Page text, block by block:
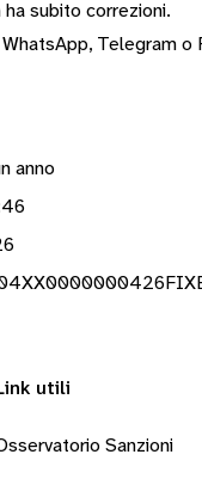
subito correzioni.
WhatsApp, Telegram o
anno
utili
Sanzioni